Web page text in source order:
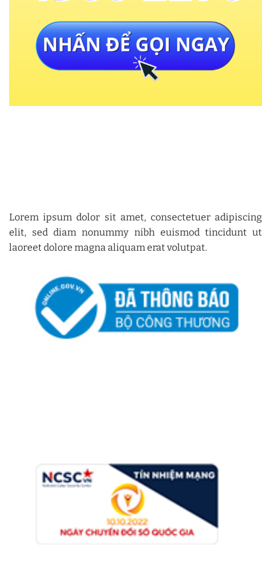
Lorem ipsum dolor sit amet, consectetuer adipiscing
elit, sed diam nonummy nibh euismod tincidunt ut
laoreet dolore magna aliquam erat volutpat.